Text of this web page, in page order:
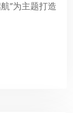
”为主题打造